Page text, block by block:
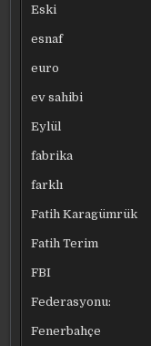
Eski
esnaf
euro
ev sahibi
Eylül
fabrika
farklı
Fatih Karagümrük
Fatih Terim
FBI
Federasyonu:
Fenerbahçe